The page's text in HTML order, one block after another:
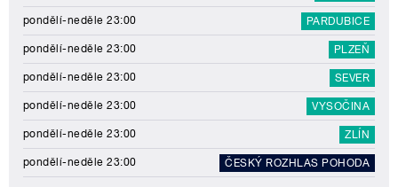
pondělí-neděle 23:00 PARDUBICE
pondělí-neděle 23:00 PLZEŇ
pondělí-neděle 23:00 SEVER
pondělí-neděle 23:00 VYSOČINA
pondělí-neděle 23:00 ZLÍN
pondělí-neděle 23:00 ČESKÝ ROZHLAS POHODA